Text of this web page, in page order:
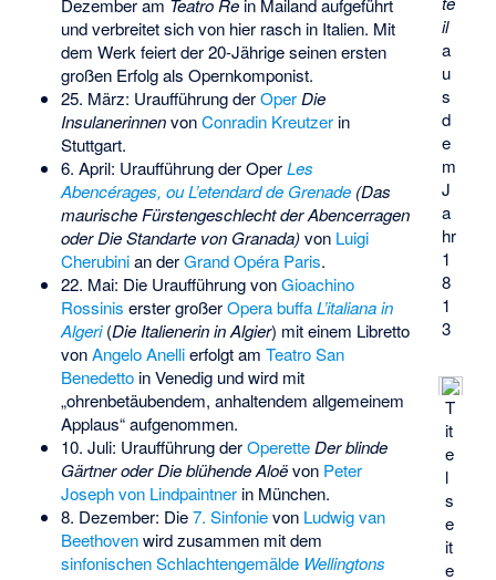
il
a
u
s
d
e
m
J
a
hr
1
8
1
3
T
it
e
l
s
e
it
e
Dezember am Teatro Rein Mailand aufgeführt
und verbreitet sich von hier rasch in Italien. Mit
dem Werk feiert der 20-Jährige seinen ersten
großen Erfolg als Opernkomponist.
25. März: Uraufführung derOper Die
InsulanerinnenvonConradin Kreutzerin
Stuttgart.
6. April: Uraufführung der OperLes
Abencérages, ou L’etendard de Grenade(Das
maurische Fürstengeschlecht der Abencerragen
oder Die Standarte von Granada)von Luigi
Cherubinian derGrand Opéra Paris.
22. Mai: Die Uraufführung vonGioachino
Rossinis erster großerOpera buffa L’italiana in
Algeri(Die Italienerin in Algier) mit einem Libretto
vonAngelo Anellierfolgt am Teatro San
Benedettoin Venedig und wird mit
„ohrenbetäubendem, anhaltendem allgemeinem
Applaus“ aufgenommen.
10. Juli: Uraufführung derOperette Der blinde
Gärtner oder Die blühende Aloëvon Peter
Joseph von Lindpaintnerin München.
8. Dezember: Die7. Sinfonievon Ludwig van
Beethovenwird zusammen mit dem
sinfonischen Schlachtengemälde Wellingtons